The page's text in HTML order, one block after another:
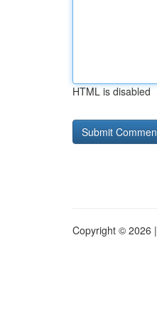
HTML is disabled
Copyright © 2026 |